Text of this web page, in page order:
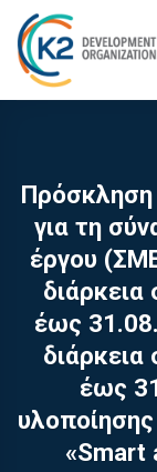
Skip
content
Πρόσκληση
για τη
έργου
έως
έως
«Smart